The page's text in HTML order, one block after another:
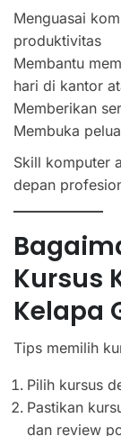
Menguasai
produktivitas
Membantu
hari di kantor
Memberikan
Membuka
Skill komputer
depan
Kursus
Kelapa
Tips memilih
Pilih kursus
Pastikan
dan review